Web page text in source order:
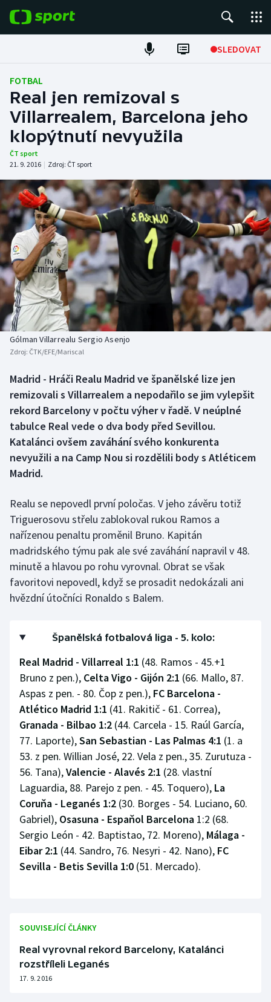
SLEDOVAT
Fotbal
Hokej
Tenis
Atletika
Cyklistika
DALŠÍ SPORTY
Americký fotbal
Baseball a softbal
Basketbal
Biatlon
Box
Curling
Dostihy
Golf
Gymnastika
Házená
Judo
Krasobruslení
Lezení
Lyže a snowboard
Moderní pětiboj
Motorsport
Olympijské hry
Parasport
Ragby
Rychlobruslení
NEPŘEHLÉDNĚTE
Soutěže
Historické návraty
Aplikace ČT sport
FOTBAL
Real jen remizoval s
Villarrealem, Barcelona jeho
klopýtnutí nevyužila
ČT sport
21. 9. 2016 | Zdroj: ČT sport
Gólman Villarrealu Sergio Asenjo
Zdroj: ČTK/EFE/Mariscal
Madrid - Hráči Realu Madrid ve španělské lize jen
remizovali s Villarrealem a nepodařilo se jim vylepšit
rekord Barcelony v počtu výher v řadě. V neúplné
tabulce Real vede o dva body před Sevillou.
Katalánci ovšem zaváhání svého konkurenta
nevyužili a na Camp Nou si rozdělili body s Atléticem
Madrid.
Realu se nepovedl první poločas. V jeho závěru totiž
Triguerosovu střelu zablokoval rukou Ramos a
nařízenou penaltu proměnil Bruno. Kapitán
madridského týmu pak ale své zaváhání napravil v 48.
minutě a hlavou po rohu vyrovnal. Obrat se však
favoritovi nepovedl, když se prosadit nedokázali ani
hvězdní útočníci Ronaldo s Balem.
Španělská fotbalová liga - 5. kolo:
Real Madrid - Villarreal 1:1 (48. Ramos - 45.+1
Bruno z pen.), CeltaVigo - Gijón 2:1 (66. Mallo, 87.
Aspas z pen. - 80. Čop z pen.), FC Barcelona -
Atlético Madrid 1:1 (41. Rakitič - 61. Correa),
Granada - Bilbao 1:2 (44. Carcela - 15. Raúl García,
77. Laporte),San Sebastian - Las Palmas 4:1 (1. a
53. z pen. Willian José, 22. Vela z pen., 35. Zurutuza -
56. Tana),Valencie - Alavés 2:1 (28. vlastní
Laguardia, 88. Parejo z pen. - 45. Toquero), La
Coruňa - Leganés 1:2 (30. Borges - 54. Luciano, 60.
Gabriel), Osasuna - Espaňol Barcelona 1:2 (68.
Sergio León - 42. Baptistao, 72. Moreno), Málaga -
Eibar 2:1 (44. Sandro, 76. Nesyri - 42. Nano), FC
Sevilla - Betis Sevilla 1:0 (51. Mercado).
SOUVISEJÍCÍ ČLÁNKY
Real vyrovnal rekord Barcelony, Katalánci
rozstříleli Leganés
17. 9. 2016